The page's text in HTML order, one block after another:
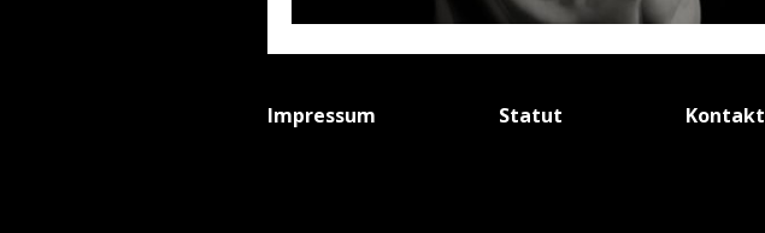
Impressum Statut Kontakt